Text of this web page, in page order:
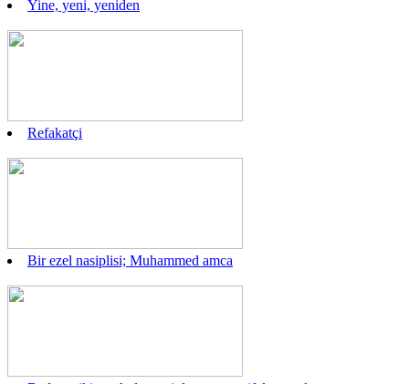
Yine, yeni, yeniden
Refakatçi
Bir ezel nasiplisi; Muhammed amca